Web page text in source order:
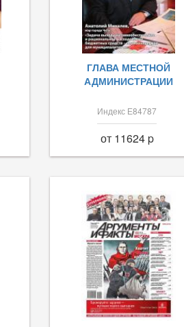
ГЛАВА МЕСТНОЙ
АДМИНИСТРАЦИИ
Индекс Е84787
от 11624 p